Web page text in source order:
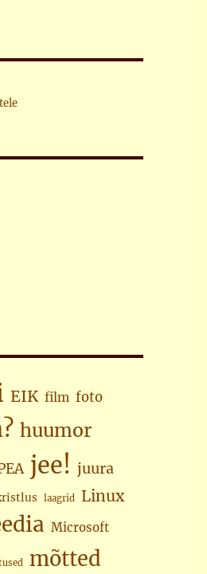
EIK film foto
huumor
jee! juura
laagrid Linux
Microsoft
mõtted